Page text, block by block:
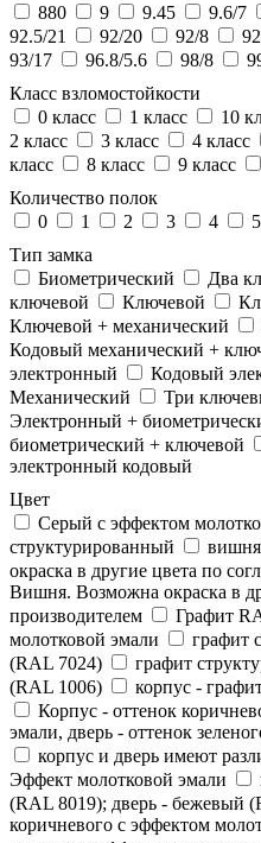
880
9 9.45 9.6/7
92.5/21
92/20 92/8
93/17
96.8/5.6 98/8
Класс взломостойкости
0 класс
1 класс 10
2 класс
3 класс 4 класс
класс
8 класс 9 класс
Количество полок
0
1 2 3 4
5
Тип замка
Биометрический
Два
ключевой
Ключевой
Ключевой + механический
Кодовый механический +
электронный
Кодовый
Механический
Три
Электронный +
биометрический + ключевой
электронный кодовый
Цвет
Cерый с эффектом
структурированный
окраска в другие цвета по
Вишня. Возможна окраска в
производителем
Графит
молотковой эмали
графит
(RAL 7024)
графит
(RAL 1006)
корпус -
Корпус - оттенок
эмали, дверь - оттенок
корпус и дверь имеют
Эффект молотковой эмали
(RAL 8019); дверь - бежевый
коричневого с эффектом